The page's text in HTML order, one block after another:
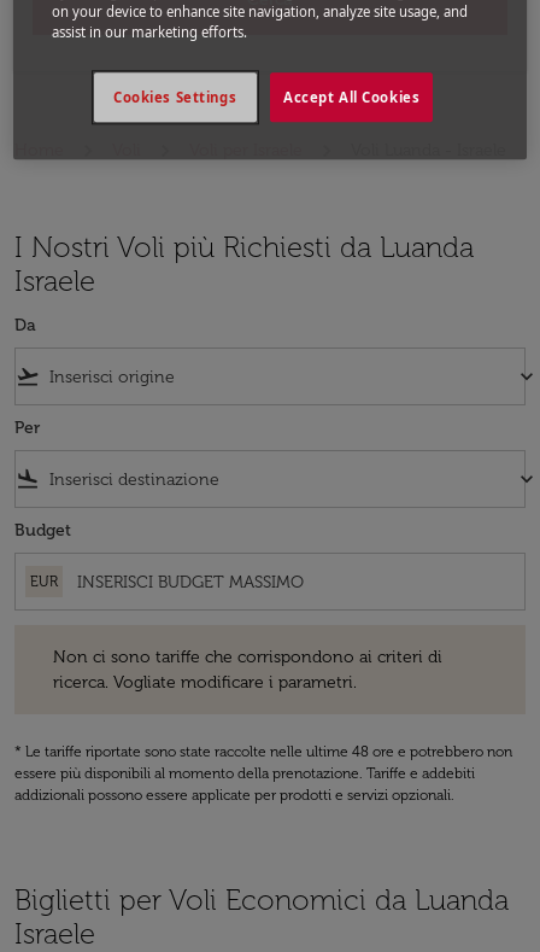
I Nostri Voli più Richiesti da Luanda
Israele
Da
flight_takeoff keyboard_arrow_down
Per
flight_land keyboard_arrow_down
Budget
EUR
Non ci sono tariffe che corrispondono ai criteri di
ricerca. Vogliate modificare i parametri.
* Le tariffe riportate sono state raccolte nelle ultime 48 ore e potrebbero non
essere più disponibili al momento della prenotazione. Tariffe e addebiti
addizionali possono essere applicate per prodotti e servizi opzionali.
Biglietti per Voli Economici da Luanda
Israele
on your device to enhance site navigation, analyze site usage, and
assist in our marketing efforts.
Accept All Cookies
Cookies Settings